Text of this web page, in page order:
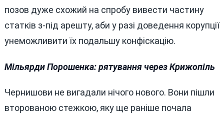
позов дуже схожий на спробу вивести частину
статків з-під арешту, аби у разі доведення корупції
унеможливити їх подальшу конфіскацію.
Мільярди Порошенка: рятування через Крижопіль
Чернишови не вигадали нічого нового. Вони пішли
второваною стежкою, яку ще раніше почала